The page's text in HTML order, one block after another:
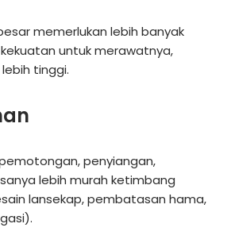
memerlukan lebih banyak
untuk merawatnya,
tinggi.
penyiangan,
lebih murah ketimbang
lansekap, pembatasan hama,